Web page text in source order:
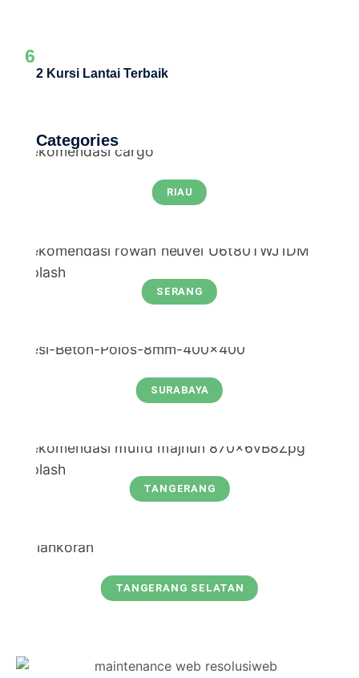
6
2 Kursi Lantai Terbaik
Categories
RIAU
SERANG
SURABAYA
TANGERANG
TANGERANG SELATAN